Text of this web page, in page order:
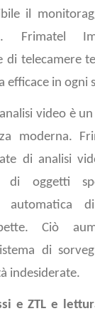
il
di telecamere
efficace in ogni
video è
moderna.
di analisi
di oggetti
automatica
Ciò
di
indesiderate.
e ZTL e